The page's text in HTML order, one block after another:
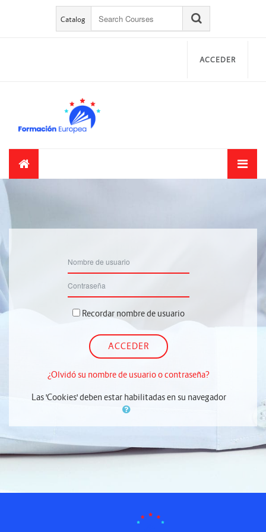
Salta al contenido principal
Salta al contenido principal
Catalog
ACCEDER
Recordar nombre de usuario
ACCEDER
¿Olvidó su nombre de usuario o contraseña?
Las 'Cookies' deben estar habilitadas en su navegador